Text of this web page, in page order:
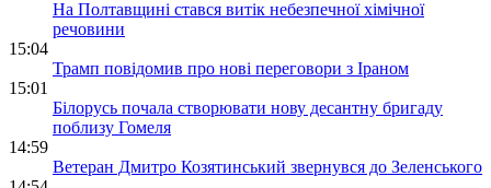
На Полтавщині стався витік небезпечної хімічної
речовини
15:04
Трамп повідомив про нові переговори з Іраном
15:01
Білорусь почала створювати нову десантну бригаду
поблизу Гомеля
14:59
Ветеран Дмитро Козятинський звернувся до Зеленського